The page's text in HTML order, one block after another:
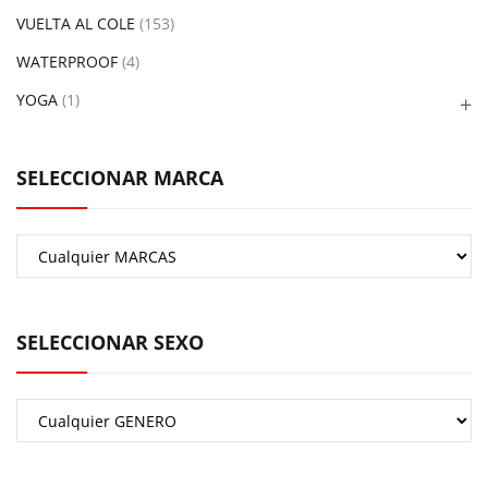
VUELTA AL COLE (153)
WATERPROOF (4)
YOGA (1)
SELECCIONAR MARCA
SELECCIONAR SEXO